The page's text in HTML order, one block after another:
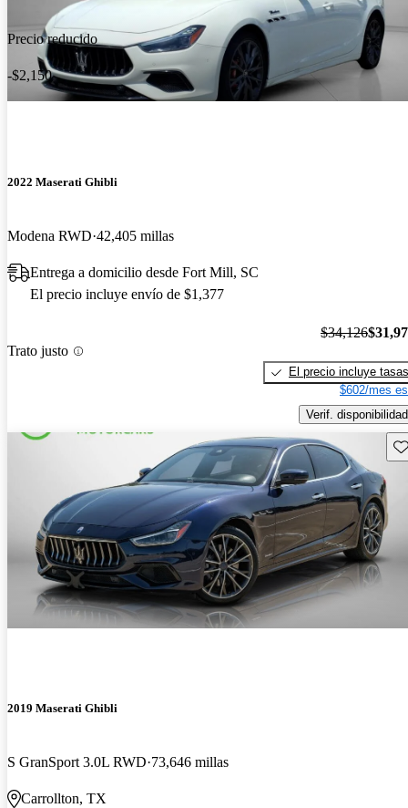
Precio reducido
-$2,150
2022 Maserati Ghibli
Modena RWD 42,405 millas
Entrega a domicilio desde Fort Mill, SC
El precio incluye envío de $1,377
Trato justo
$34,126
El precio incluye tasas
$602/mes
Verif. disponibilidad
2019 Maserati Ghibli
S GranSport 3.0L RWD 73,646 millas
Carrollton, TX